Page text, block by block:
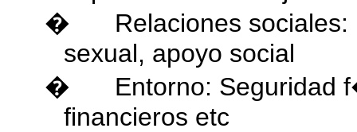
�
Relaciones
sexual, apoyo social
�
Entorno: Seguridad
financieros etc